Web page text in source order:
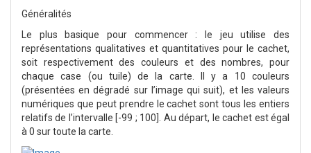
Généralités
Le plus basique pour commencer : le jeu utilise des
représentations qualitatives et quantitatives pour le cachet,
soit respectivement des couleurs et des nombres, pour
chaque case (ou tuile) de la carte. Il y a 10 couleurs
(présentées en dégradé sur l’image qui suit), et les valeurs
numériques que peut prendre le cachet sont tous les entiers
relatifs de l’intervalle [-99 ; 100]. Au départ, le cachet est égal
à 0 sur toute la carte.